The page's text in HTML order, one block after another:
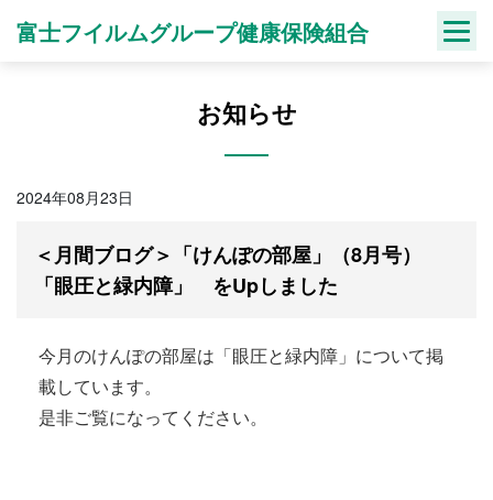
富士フイルムグループ健康保険組合
お知らせ
2024年08月23日
＜月間ブログ＞「けんぽの部屋」（8月号）
「眼圧と緑内障」 をUpしました
今月のけんぽの部屋は「眼圧と緑内障」について掲
載しています。
是非ご覧になってください。